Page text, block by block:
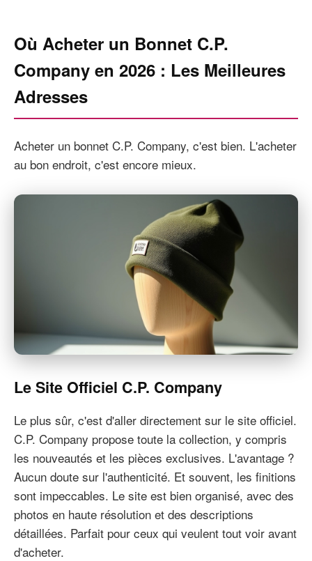
Où Acheter un Bonnet C.P.
Company en 2026 : Les Meilleures
Adresses
Acheter un bonnet C.P. Company, c'est bien. L'acheter
au bon endroit, c'est encore mieux.
Le Site Officiel C.P. Company
Le plus sûr, c'est d'aller directement sur le site officiel.
C.P. Company propose toute la collection, y compris
les nouveautés et les pièces exclusives. L'avantage ?
Aucun doute sur l'authenticité. Et souvent, les finitions
sont impeccables. Le site est bien organisé, avec des
photos en haute résolution et des descriptions
détaillées. Parfait pour ceux qui veulent tout voir avant
d'acheter.